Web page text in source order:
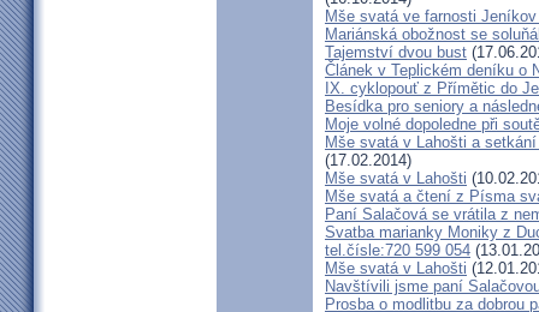
Mše svatá ve farnosti
Mariánská obožnost se
Tajemství dvou bust
Článek v Teplickém deníku o
IX. cyklopouť z Přímětic do
Besídka pro seniory a
Moje volné dopoledne při
Mše svatá v Lahošti a
(17.02.2014)
Mše svatá v Lahošti
Mše svatá a čtení z Písma
Paní Salačová se vrátila z
Svatba marianky Moniky z
tel.čísle:720 599 054
Mše svatá v Lahošti
Navštívili jsme paní
Prosba o modlitbu za dobrou